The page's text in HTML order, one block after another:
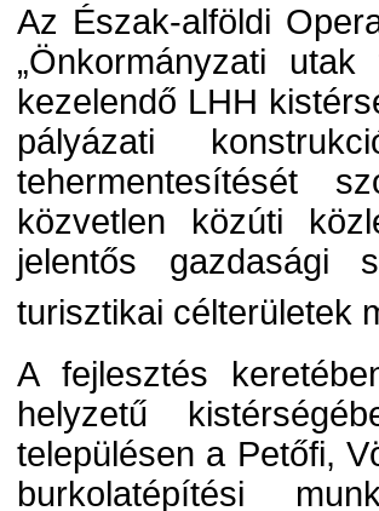
Az Észak-alföldi
„Önkormányzati
kezelendő LHH
pályázati
tehermentesítését
közvetlen közúti
jelentős gazdasági
turisztikai célterületek
A fejlesztés
helyzetű
településen a Petőfi,
burkolatépítési